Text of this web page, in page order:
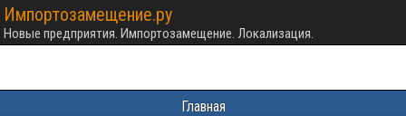
Импортозамещение.ру
Новые предприятия. Импортозамещение. Локализация.
Главная